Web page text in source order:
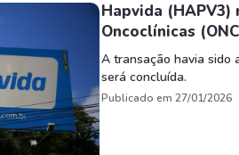
Hapvida
Oncoclínicas
A transação havia sido
será concluída.
Publicado em 27/01/2026